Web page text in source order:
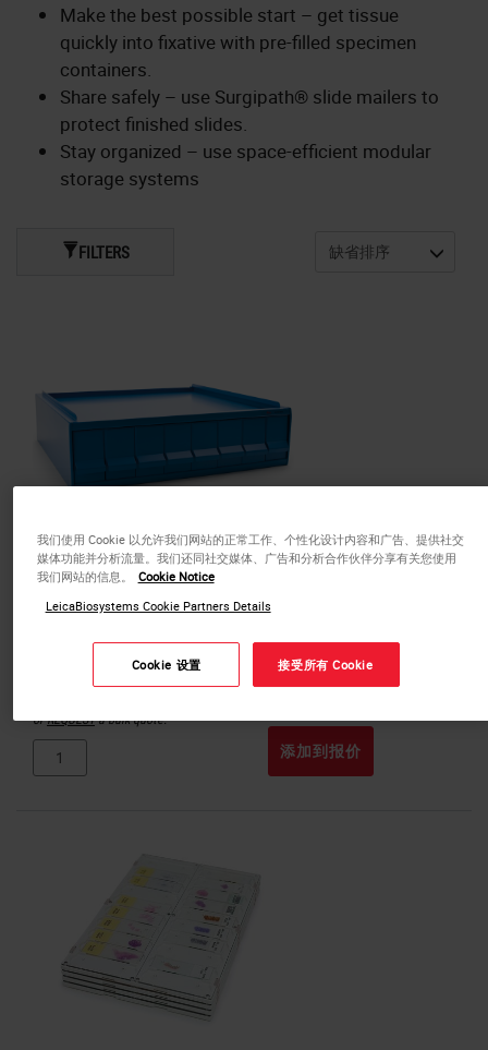
Make the best possible start – get tissue
quickly into fixative with pre-filled specimen
containers.
Share safely – use Surgipath® slide mailers to
protect finished slides.
Stay organized – use space-efficient modular
storage systems
8 Drawer Cabinet
orREQUESTa bulk quote.
添加到报价
FILTERS
我们使用 Cookie 以允许我们网站的正常工作、个性化设计内容和广告、提供社交
媒体功能并分析流量。我们还同社交媒体、广告和分析合作伙伴分享有关您使用
我们网站的信息。
Cookie Notice
LeicaBiosystems Cookie Partners Details
Cookie 设置 接受所有 Cookie